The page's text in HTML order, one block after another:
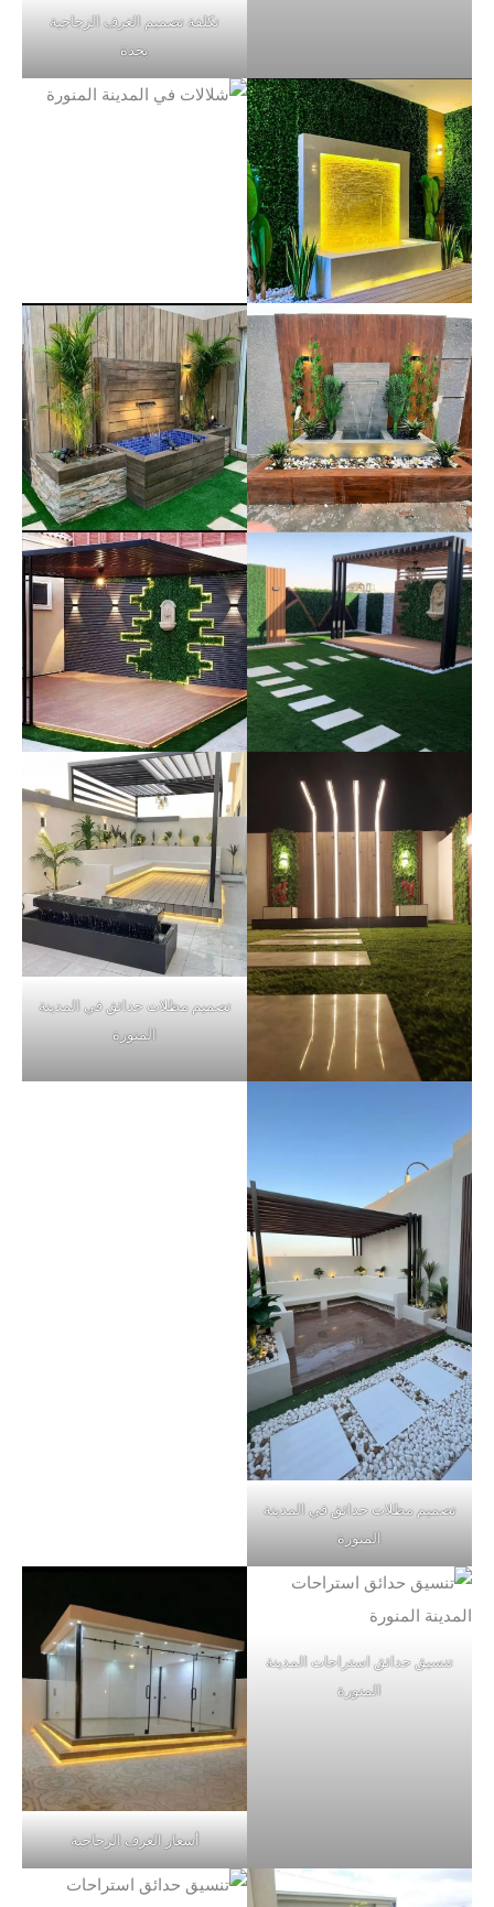
تكلفة تصميم الغرف الزجاجية
بجدة
تصميم مظلات حدائق في المدينة
المنورة
تصميم مظلات حدائق في المدينة
المنورة
تنسيق حدائق استراحات المدينة
المنورة
أسعار الغرف الزجاجية